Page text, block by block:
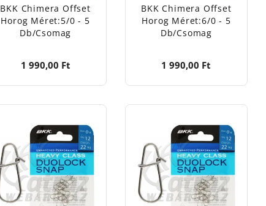
BKK Chimera Offset
Horog Méret:5/0 - 5
Db/csomag
1 990,00 Ft
BKK Chimera Offset
Horog Méret:6/0 - 5
Db/csomag
1 990,00 Ft